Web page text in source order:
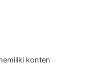
konten